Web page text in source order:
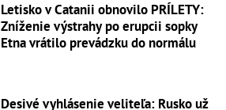
Letisko v Catanii obnovilo PRÍLETY:
Zníženie výstrahy po erupcii sopky
Etna vrátilo prevádzku do normálu
Desivé vyhlásenie veliteľa: Rusko už